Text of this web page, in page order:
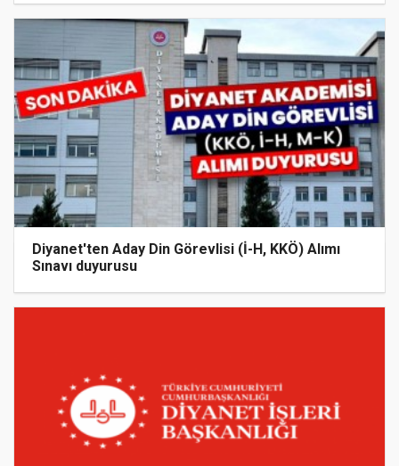
Diyanet'ten Aday Din Görevlisi (İ-H, KKÖ) Alımı
Sınavı duyurusu